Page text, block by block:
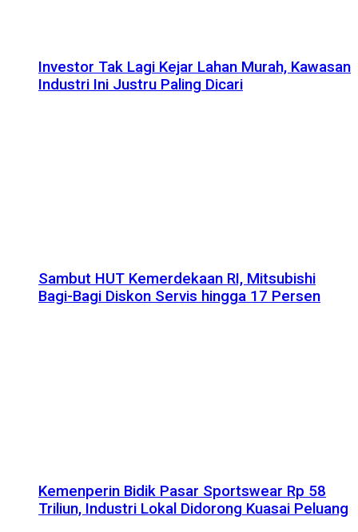
Investor Tak Lagi Kejar Lahan Murah, Kawasan
Industri Ini Justru Paling Dicari
Sambut HUT Kemerdekaan RI, Mitsubishi
Bagi-Bagi Diskon Servis hingga 17 Persen
Kemenperin Bidik Pasar Sportswear Rp 58
Triliun, Industri Lokal Didorong Kuasai Peluang